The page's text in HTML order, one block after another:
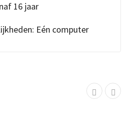
16 jaar
Eén computer